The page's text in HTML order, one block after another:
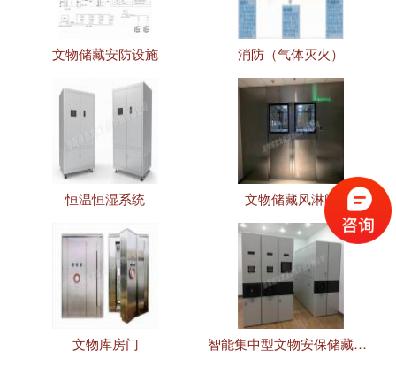
文物储藏安防设施 消防（气体灭火）
恒温恒湿系统 文物储藏风淋间
文物库房门 智能集中型文物安保储藏设施